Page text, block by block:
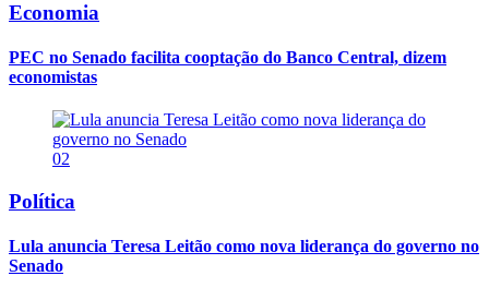
Economia
PEC no Senado facilita cooptação do Banco Central, dizem
economistas
02
Política
Lula anuncia Teresa Leitão como nova liderança do governo no
Senado